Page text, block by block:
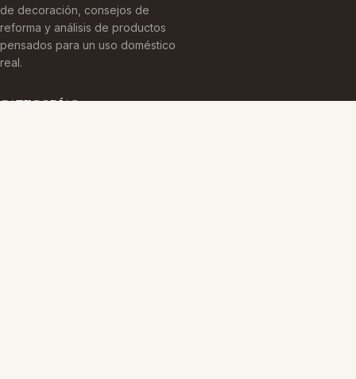
de decoración, consejos de
reforma y análisis de productos
pensados para un uso doméstico
real.
CATEGORÍAS